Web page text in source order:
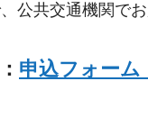
公共交通機関でお
申込フォーム